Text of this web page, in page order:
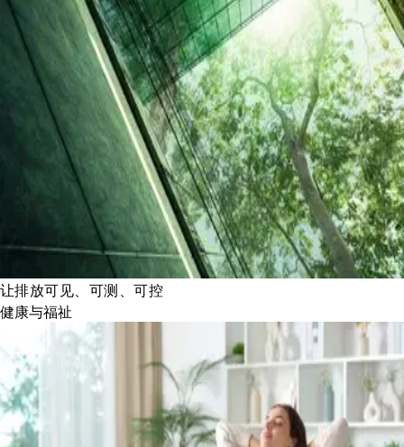
让排放可见、可测、可控
健康与福祉